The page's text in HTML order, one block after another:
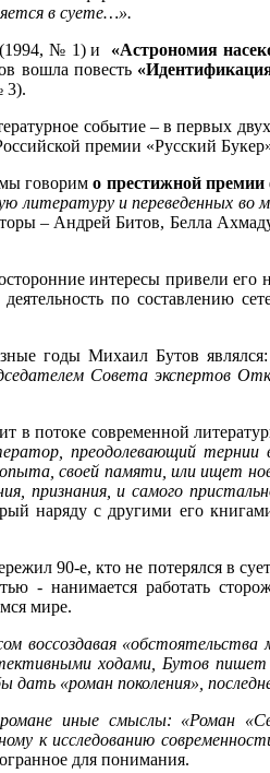
в суете…».
(1994, № 1) и «Астрономия
вошла повесть
3).
событие – в первых
премии «Русский
мы говоримо престижной
литературу и переведенных во
– Андрей Битов, Белла
интересы привели
по составлению
годы Михаил Бутов являлся:
Совета экспертов
в потоке современной
преодолевающий тернии
своей памяти, или ищет
признания, и самого
наряду с другими его
90-е, кто не потерялся в
- нанимается работать
мире.
воссоздавая
ходами, Бутов
«роман поколения»,
иные смыслы: «Роман
к исследованию
для понимания.